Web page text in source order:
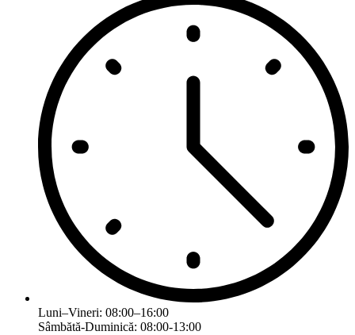
Luni–Vineri: 08:00–16:00
Sâmbătă-Duminică: 08:00-13:00